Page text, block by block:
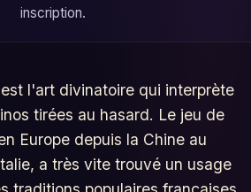
inscription.
l'art divinatoire qui interprète
tirées au hasard. Le jeu de
Europe depuis la Chine au
a très vite trouvé un usage